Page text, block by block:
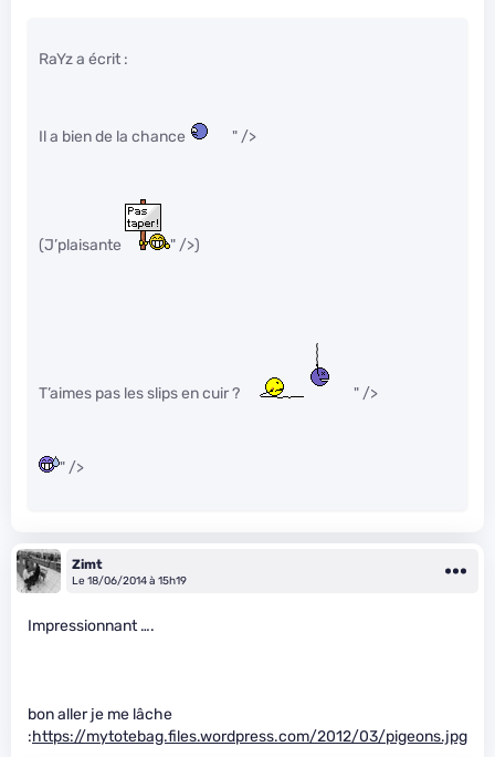
RaYz a écrit :
Il a bien de la chance " />
(J’plaisante " />)
T’aimes pas les slips en cuir ? " />
" />
Zimt
Le 18/06/2014 à 15h19
Impressionnant ….
bon aller je me lâche
:https://mytotebag.files.wordpress.com/2012/03/pigeons.jpg